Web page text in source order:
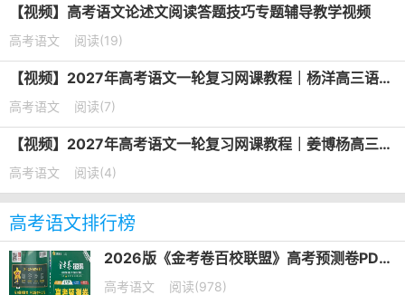
【视频】高考语文论述文阅读答题技巧专题辅导教学视频
高考语文 阅读(19)
【视频】2027年高考语文一轮复习网课教程｜杨洋高三语文上学期暑假班视频教程
高考语文 阅读(7)
【视频】2027年高考语文一轮复习网课教程｜姜博杨高三语文上学期暑假班视频教程
高考语文 阅读(4)
高考语文排行榜
2026版《金考卷百校联盟》高考预测卷PDF电子版下载
高考语文 阅读(978)